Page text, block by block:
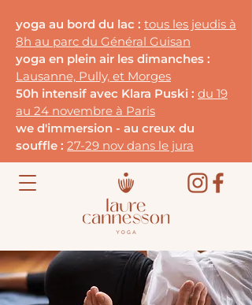
yoga au bord du lac : tous les jeudis à
8h au parc du Général Guisan
yoga en plein air les dimanches :
Lausanne, Pully, et Morges
50h intensif avec Klara Puski : du 19
au 24 novembre à Paris
we d'immersion - au creux du
souffle : 27-29 nov dans le jura